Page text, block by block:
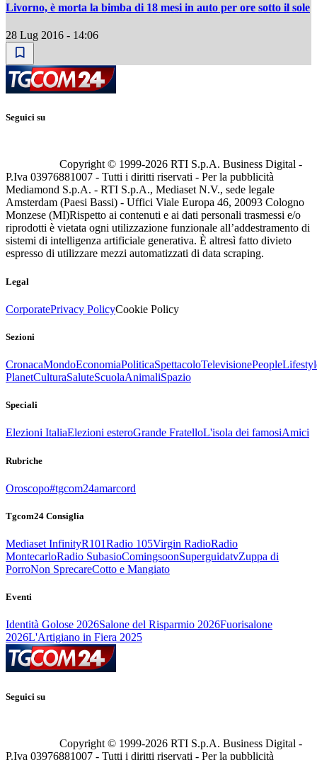
Livorno, è morta la bimba di 18 mesi in auto per ore sotto il sole
28 Lug 2016 - 14:06
Seguici su
Copyright © 1999-2026 RTI S.p.A. Business Digital -
P.Iva 03976881007 - Tutti i diritti riservati - Per la pubblicità
Mediamond S.p.A. - RTI S.p.A., Mediaset N.V., sede legale
Amsterdam (Paesi Bassi) - Uffici Viale Europa 46, 20093 Cologno
Monzese (MI)Rispetto ai contenuti e ai dati personali trasmessi e/o
riprodotti è vietata ogni utilizzazione funzionale all’addestramento di
sistemi di intelligenza artificiale generativa. È altresì fatto divieto
espresso di utilizzare mezzi automatizzati di data scraping.
Legal
CorporatePrivacy PolicyCookie Policy
Sezioni
CronacaMondoEconomiaPoliticaSpettacoloTelevisionePeople
PlanetCulturaSaluteScuolaAnimaliSpazio
Speciali
Elezioni ItaliaElezioni esteroGrande FratelloL'isola dei famosiAmici
Rubriche
Oroscopo#tgcom24amarcord
Tgcom24 Consiglia
Mediaset InfinityR101Radio 105Virgin RadioRadio
MontecarloRadio SubasioComingsoonSuperguidatvZuppa di
PorroNon SprecareCotto e Mangiato
Eventi
Identità Golose 2026Salone del Risparmio 2026Fuorisalone
2026L'Artigiano in Fiera 2025
Seguici su
Copyright © 1999-2026 RTI S.p.A. Business Digital -
P.Iva 03976881007 - Tutti i diritti riservati - Per la pubblicità